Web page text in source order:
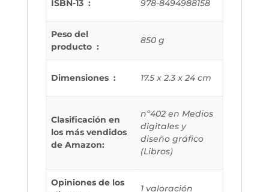
ISBN-13 ‏ : ‎ 978-8494988158
Peso del
producto ‏ : ‎
850 g
Dimensiones ‏ : ‎ 17.5 x 2.3 x 24 cm
Clasificación en
los más vendidos
de Amazon:
nº402 en Medios
digitales y
diseño gráfico
(Libros)
Opiniones de los
1 valoración